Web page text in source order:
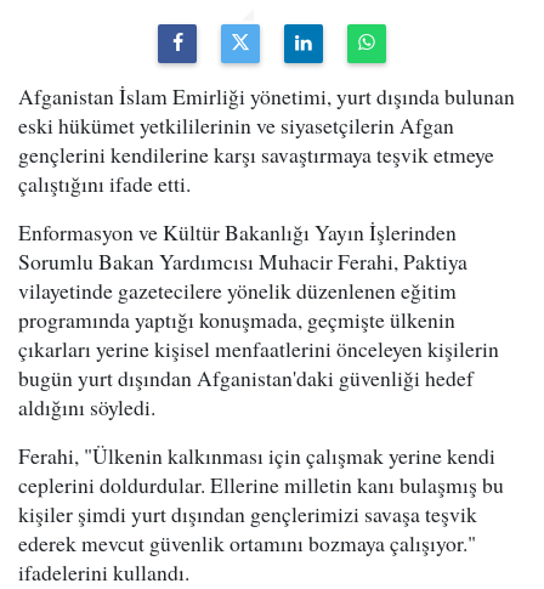
Afganistan İslam Emirliği yönetimi, yurt dışında bulunan
eski hükümet yetkililerinin ve siyasetçilerin Afgan
gençlerini kendilerine karşı savaştırmaya teşvik etmeye
çalıştığını ifade etti.
Enformasyon ve Kültür Bakanlığı Yayın İşlerinden
Sorumlu Bakan Yardımcısı Muhacir Ferahi, Paktiya
vilayetinde gazetecilere yönelik düzenlenen eğitim
programında yaptığı konuşmada, geçmişte ülkenin
çıkarları yerine kişisel menfaatlerini önceleyen kişilerin
bugün yurt dışından Afganistan'daki güvenliği hedef
aldığını söyledi.
Ferahi, "Ülkenin kalkınması için çalışmak yerine kendi
ceplerini doldurdular. Ellerine milletin kanı bulaşmış bu
kişiler şimdi yurt dışından gençlerimizi savaşa teşvik
ederek mevcut güvenlik ortamını bozmaya çalışıyor."
ifadelerini kullandı.